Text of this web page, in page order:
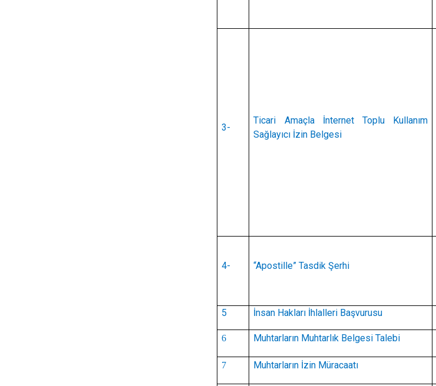
3-
Ticari Amaçla İnternet Toplu Kullanım
Sağlayıcı İzin Belgesi
4- “Apostille” Tasdik Şerhi
5 İnsan Hakları İhlalleri Başvurusu
6 Muhtarların Muhtarlık Belgesi Talebi
7 Muhtarların İzin Müracaatı